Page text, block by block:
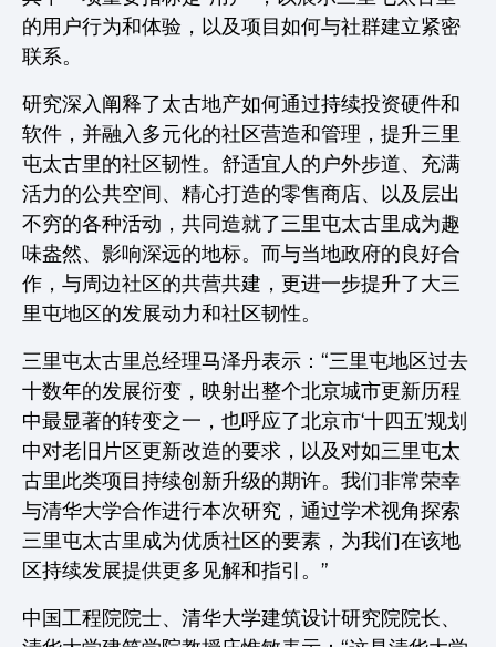
的用户行为和体验，以及项目如何与社群建立紧密
联系。
研究深入阐释了太古地产如何通过持续投资硬件和
软件，并融入多元化的社区营造和管理，提升三里
屯太古里的社区韧性。舒适宜人的户外步道、充满
活力的公共空间、精心打造的零售商店、以及层出
不穷的各种活动，共同造就了三里屯太古里成为趣
味盎然、影响深远的地标。而与当地政府的良好合
作，与周边社区的共营共建，更进一步提升了大三
里屯地区的发展动力和社区韧性。
三里屯太古里总经理马泽丹表示：“三里屯地区过去
十数年的发展衍变，映射出整个北京城市更新历程
中最显著的转变之一，也呼应了北京市‘十四五’规划
中对老旧片区更新改造的要求，以及对如三里屯太
古里此类项目持续创新升级的期许。我们非常荣幸
与清华大学合作进行本次研究，通过学术视角探索
三里屯太古里成为优质社区的要素，为我们在该地
区持续发展提供更多见解和指引。”
中国工程院院士、清华大学建筑设计研究院院长、